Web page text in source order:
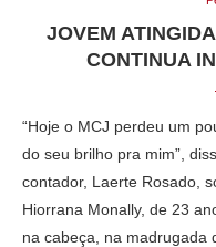
JOVEM
CONTINUA
“Hoje o MCJ perdeu um
do seu brilho pra mim”,
contador, Laerte Rosado,
Hiorrana Monally, de 23
na cabeça, na madrugada